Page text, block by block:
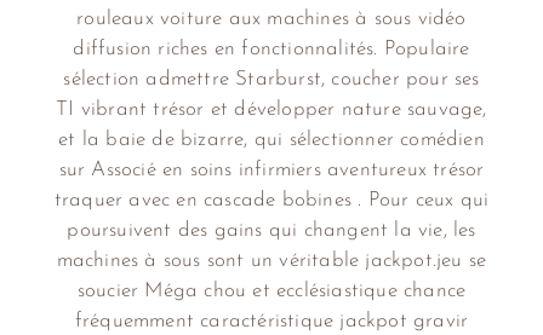
rouleaux voiture aux machines à sous vidéo
diffusion riches en fonctionnalités. Populaire
sélection admettre Starburst, coucher pour ses
TI vibrant trésor et développer nature sauvage,
et la baie de bizarre, qui sélectionner comédien
sur Associé en soins infirmiers aventureux trésor
traquer avec en cascade bobines . Pour ceux qui
poursuivent des gains qui changent la vie, les
machines à sous sont un véritable jackpot.jeu se
soucier Méga chou et ecclésiastique chance
fréquemment caractéristique jackpot gravir